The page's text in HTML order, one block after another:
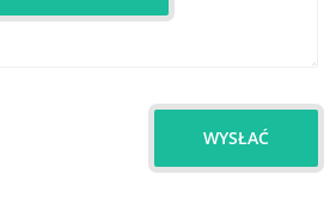
WYSŁAĆ